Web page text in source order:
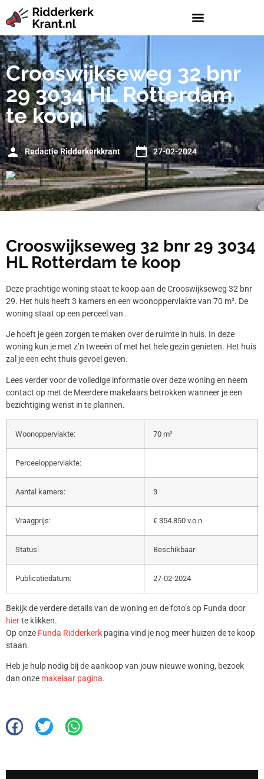
Crooswijkseweg 32 bnr
29 3034 HL Rotterdam
te koop
Redactie Ridderkerkkrant 27-02-2024
Crooswijkseweg 32 bnr 29 3034
HL Rotterdam te koop
Deze prachtige woning staat te koop aan de Crooswijkseweg 32 bnr
29. Het huis heeft 3 kamers en een woonoppervlakte van 70 m². De
woning staat op een perceel van .
Je hoeft je geen zorgen te maken over de ruimte in huis. In deze
woning kun je met z’n tweeën of met het hele gezin genieten. Het huis
zal je een echt thuis gevoel geven.
Lees verder voor de volledige informatie over deze woning en neem
contact op met de Meerdere makelaars betrokken wanneer je een
bezichtiging wenst in te plannen.
Woonoppervlakte: 70 m²
Perceeloppervlakte:
Aantal kamers: 3
Vraagprijs: € 354.850 v.o.n.
Status: Beschikbaar
Publicatiedatum: 27-02-2024
Bekijk de verdere details van de woning en de foto’s op Funda door
hierte klikken.
Op onze Funda Ridderkerk pagina vind je nog meer huizen de te koop
staan.
Heb je hulp nodig bij de aankoop van jouw nieuwe woning, bezoek
dan onze makelaar pagina.